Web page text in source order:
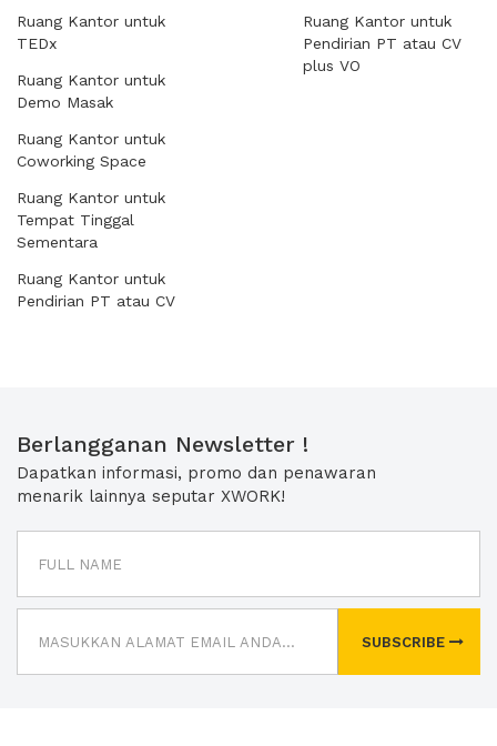
Ruang Kantor untuk
TEDx
Ruang Kantor untuk
Demo Masak
Ruang Kantor untuk
Coworking Space
Ruang Kantor untuk
Tempat Tinggal
Sementara
Ruang Kantor untuk
Pendirian PT atau CV
Ruang Kantor untuk
Pendirian PT atau CV
plus VO
Berlangganan Newsletter !
Dapatkan informasi, promo dan penawaran
menarik lainnya seputar XWORK!
SUBSCRIBE